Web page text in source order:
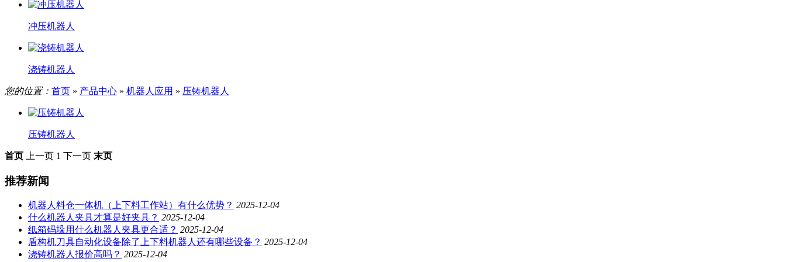
冲压机器人
浇铸机器人
您的位置： 首页 » 产品中心 » 机器人应用 » 压铸机器人
压铸机器人
首页 上一页 1 下一页 末页
推荐新闻
机器人料仓一体机（上下料工作站）有什么优势？ 2025-12-04
什么机器人夹具才算是好夹具？ 2025-12-04
纸箱码垛用什么机器人夹具更合适？ 2025-12-04
盾构机刀具自动化设备除了上下料机器人还有哪些设备？ 2025-12-04
浇铸机器人报价高吗？ 2025-12-04